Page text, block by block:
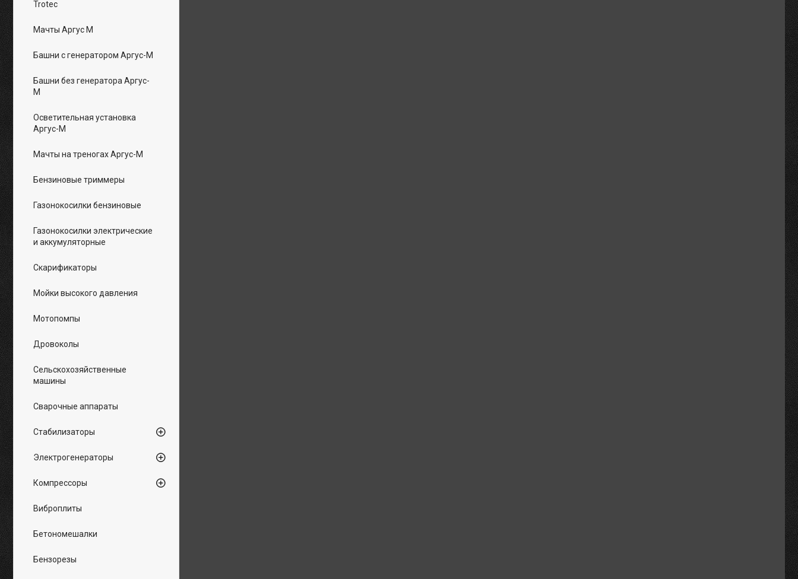
Trotec
Мачты Аргус М
Башни с генератором Аргус-М
Башни без генератора Аргус-
М
Осветительная установка
Аргус-М
Мачты на треногах Аргус-М
Бензиновые триммеры
Газонокосилки бензиновые
Газонокосилки электрические
и аккумуляторные
Скарификаторы
Мойки высокого давления
Мотопомпы
Дровоколы
Сельскохозяйственные
машины
Сварочные аппараты
Стабилизаторы
Электрогенераторы
Компрессоры
Виброплиты
Бетономешалки
Бензорезы